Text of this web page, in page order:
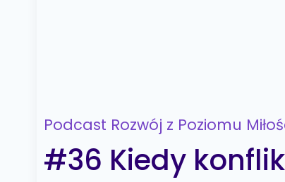
Podcast Rozwój z Poziomu
#36 Kiedy